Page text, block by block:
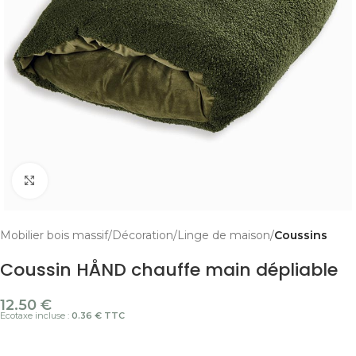
Mobilier bois massif Décoration Linge de maison Coussins
Coussin HÅND chauffe main dépliable
12.50 €
Ecotaxe incluse : 0.36 € TTC